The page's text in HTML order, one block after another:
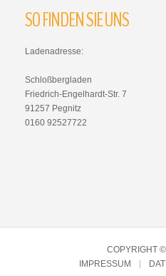
SOFINDENSIEUNS
Ladenadresse:
Schloßbergladen
Friedrich-Engelhardt-Str. 7
91257 Pegnitz
0160 92527722
COPYRIGHT
IMPRESSUM